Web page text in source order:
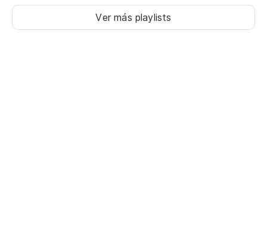
Ver más playlists